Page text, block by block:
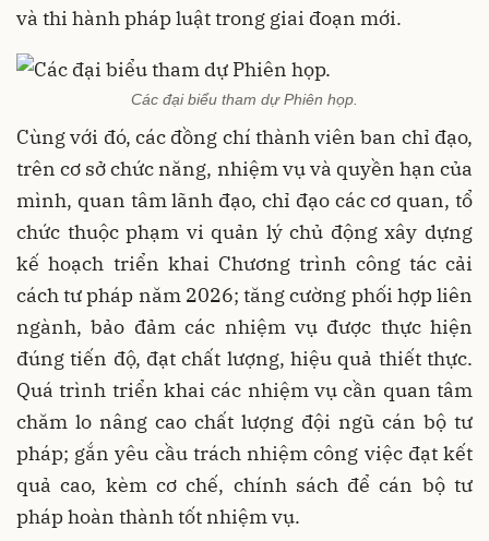
và thi hành pháp luật trong giai đoạn mới.
Các đại biểu tham dự Phiên họp.
Cùng với đó, các đồng chí thành viên ban chỉ đạo,
trên cơ sở chức năng, nhiệm vụ và quyền hạn của
mình, quan tâm lãnh đạo, chỉ đạo các cơ quan, tổ
chức thuộc phạm vi quản lý chủ động xây dựng
kế hoạch triển khai Chương trình công tác cải
cách tư pháp năm 2026; tăng cường phối hợp liên
ngành, bảo đảm các nhiệm vụ được thực hiện
đúng tiến độ, đạt chất lượng, hiệu quả thiết thực.
Quá trình triển khai các nhiệm vụ cần quan tâm
chăm lo nâng cao chất lượng đội ngũ cán bộ tư
pháp; gắn yêu cầu trách nhiệm công việc đạt kết
quả cao, kèm cơ chế, chính sách để cán bộ tư
pháp hoàn thành tốt nhiệm vụ.